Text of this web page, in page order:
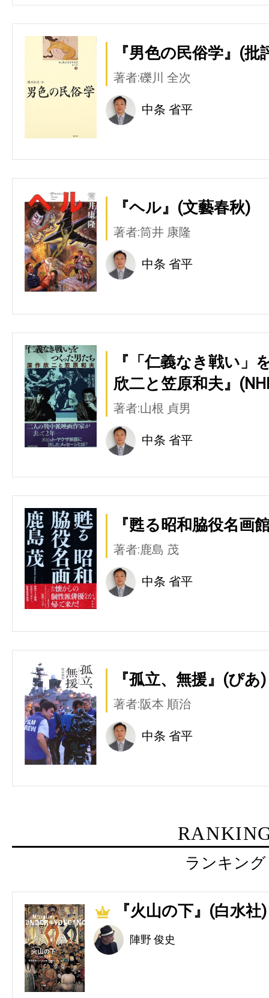
『男色の民俗学』(批
著者:礫川 全次
中条 省平
『ヘル』(文藝春秋)
著者:筒井 康隆
中条 省平
『「仁義なき戦い」
欣二と笠原和夫』
著者:山根 貞男
中条 省平
『甦る昭和脇役名画
著者:鹿島 茂
中条 省平
『孤立、無援』(ぴあ)
著者:阪本 順治
中条 省平
ランキング
1 『火山の下』(白水社)
陣野 俊史